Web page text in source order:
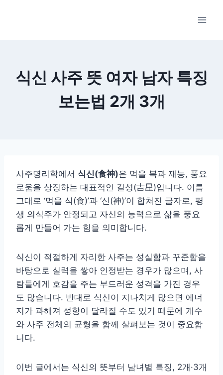
식신 사주 뜻 여자 남자 특징
보는법 2개 3개
사주명리학에서 식신(食神)은 먹을 복과 재능, 풍요
로움을 상징하는 대표적인 길성(吉星)입니다. 이름
그대로 ‘먹을 식(食)’과 ‘신(神)’이 합쳐진 글자로, 평
생 의식주가 안정되고 자신의 능력으로 삶을 풍요
롭게 만들어 가는 힘을 의미합니다.
식신이 적절하게 자리한 사주는 성실함과 꾸준함을
바탕으로 실력을 쌓아 인정받는 경우가 많으며, 사
람들에게 호감을 주는 부드러운 성격을 가진 경우
도 많습니다. 반대로 식신이 지나치게 많으면 에너
지가 과해져 성향이 달라질 수도 있기 때문에 개수
와 사주 전체의 균형을 함께 살펴보는 것이 중요합
니다.
이번 글에서는 식신의 뜻부터 남녀별 특징, 2개·3개